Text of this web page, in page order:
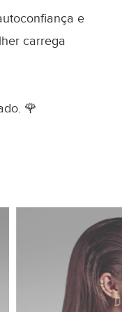
e
carrega
🌹